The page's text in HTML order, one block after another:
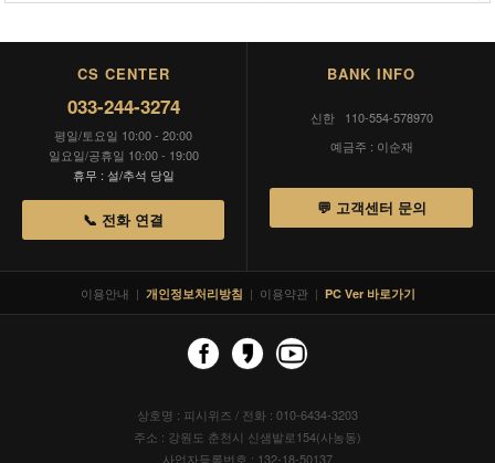
CS CENTER
033-244-3274
평일/토요일 10:00 - 20:00
일요일/공휴일 10:00 - 19:00
휴무 : 설/추석 당일
📞 전화 연결
BANK INFO
신한 110-554-578970
예금주 : 이순재
💬 고객센터 문의
이용안내 | 개인정보처리방침 | 이용약관 | PC Ver 바로가기
상호명 : 피시위즈 / 전화 : 010-6434-3203
주소 : 강원도 춘천시 신샘밭로154(사농동)
사업자등록번호 : 132-18-50137